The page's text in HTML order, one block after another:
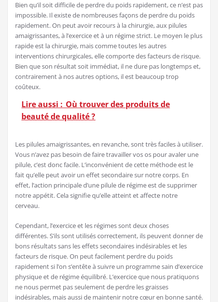
Bien qu’il soit difficile de perdre du poids rapidement, ce n’est pas
impossible. Il existe de nombreuses façons de perdre du poids
rapidement. On peut avoir recours à la chirurgie, aux pilules
amaigrissantes, à l’exercice et à un régime strict. Le moyen le plus
rapide est la chirurgie, mais comme toutes les autres
interventions chirurgicales, elle comporte des facteurs de risque.
Bien que son résultat soit immédiat, il ne dure pas longtemps et,
contrairement à nos autres options, il est beaucoup trop
coûteux.
Lire aussi : Où trouver des produits de
beauté de qualité ?
Les pilules amaigrissantes, en revanche, sont très faciles à utiliser.
Vous n’avez pas besoin de faire travailler vos os pour avaler une
pilule, c’est donc facile. L’inconvénient de cette méthode est le
fait qu’elle peut avoir un effet secondaire sur notre corps. En
effet, l’action principale d’une pilule de régime est de supprimer
notre appétit. Cela signifie qu’elle atteint et affecte notre
cerveau.
Cependant, l’exercice et les régimes sont deux choses
différentes. S’ils sont utilisés correctement, ils peuvent donner de
bons résultats sans les effets secondaires indésirables et les
facteurs de risque. On peut facilement perdre du poids
rapidement si l’on s’entête à suivre un programme sain d’exercice
physique et de régime équilibré. L’exercice que nous pratiquons
ne nous permet pas seulement de perdre les graisses
indésirables, mais aussi de maintenir notre cœur en bonne santé.